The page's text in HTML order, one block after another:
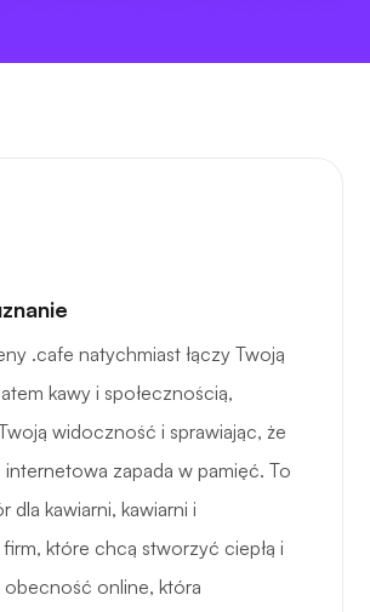
.cafe natychmiast łączy Twoją
kawy i społecznością,
widoczność i sprawiając, że
internetowa zapada w pamięć. To
dla kawiarni, kawiarni i
które chcą stworzyć ciepłą i
obecność online, która